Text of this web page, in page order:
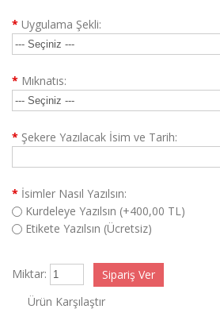
* Uygulama Şekli:
* Mıknatıs:
* Şekere Yazılacak İsim ve Tarih:
* İsimler Nasıl Yazılsın:
Kurdeleye Yazılsın (+400,00 TL)
Etikete Yazılsın (Ücretsiz)
Miktar:
Ürün Karşılaştır